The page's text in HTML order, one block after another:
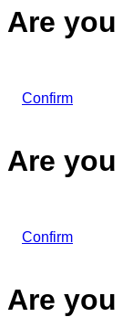
Are
Confirm
Are
Confirm
Are